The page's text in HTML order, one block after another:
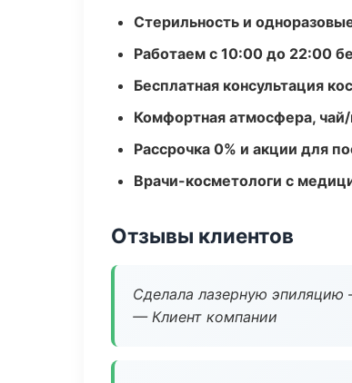
Стерильность и
Работаем с 10:00 до 22:00
Бесплатная консультация
Комфортная атмосфера,
Рассрочка 0% и акции для
Врачи-косметологи с
Отзывы клиентов
Сделала лазерную эпиляцию
— Клиент компании